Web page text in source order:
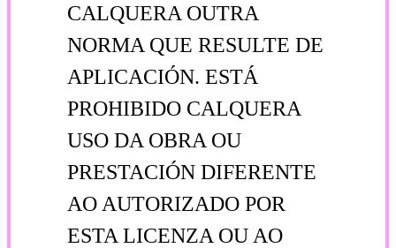
CALQUERA OUTRA
NORMA QUE RESULTE DE
APLICACIÓN. ESTÁ
PROHIBIDO CALQUERA
USO DA OBRA OU
PRESTACIÓN DIFERENTE
AO AUTORIZADO POR
ESTA LICENZA OU AO